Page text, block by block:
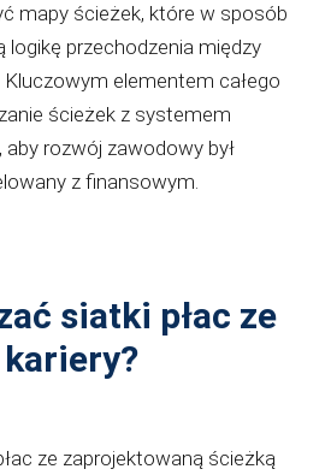
mapy ścieżek, które w sposób
logikę przechodzenia między
elementem całego
ścieżek z systemem
rozwój zawodowy był
z finansowym.
siatki płac ze
ze zaprojektowaną ścieżką